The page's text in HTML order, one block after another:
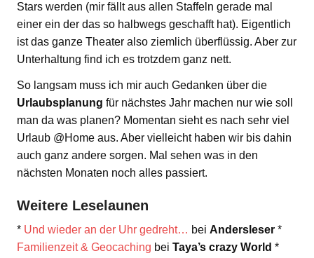
Stars werden (mir fällt aus allen Staffeln gerade mal
einer ein der das so halbwegs geschafft hat). Eigentlich
ist das ganze Theater also ziemlich überflüssig. Aber zur
Unterhaltung find ich es trotzdem ganz nett.
So langsam muss ich mir auch Gedanken über die
Urlaubsplanung für nächstes Jahr machen nur wie soll
man da was planen? Momentan sieht es nach sehr viel
Urlaub @Home aus. Aber vielleicht haben wir bis dahin
auch ganz andere sorgen. Mal sehen was in den
nächsten Monaten noch alles passiert.
Weitere Leselaunen
* Und wieder an der Uhr gedreht… bei Andersleser *
Familienzeit & Geocaching bei Taya’s crazy World *